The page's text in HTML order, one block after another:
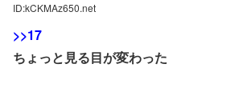
ID:kCKMAz650.net
>>17
ちょっと見る目が変わった